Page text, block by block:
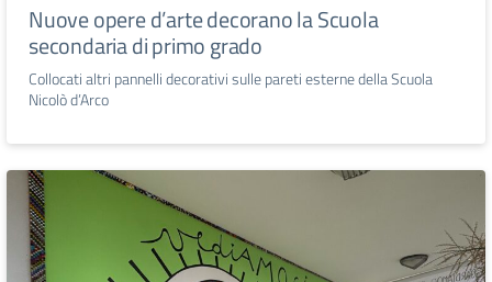
Nuove opere d’arte decorano la Scuola
secondaria di primo grado
Collocati altri pannelli decorativi sulle pareti esterne della Scuola
Nicolò d’Arco